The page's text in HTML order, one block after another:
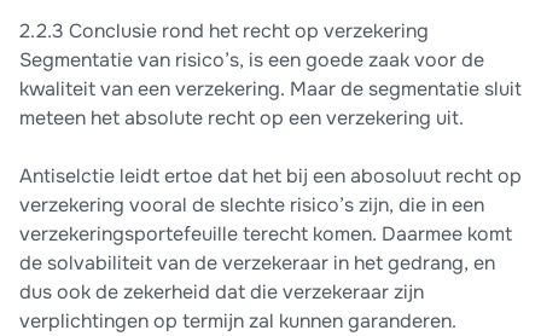
2.2.3 Conclusie rond het recht op verzekering
Segmentatie van risico’s, is een goede zaak voor de
kwaliteit van een verzekering. Maar de segmentatie sluit
meteen het absolute recht op een verzekering uit.
Antiselctie leidt ertoe dat het bij een abosoluut recht op
verzekering vooral de slechte risico’s zijn, die in een
verzekeringsportefeuille terecht komen. Daarmee komt
de solvabiliteit van de verzekeraar in het gedrang, en
dus ook de zekerheid dat die verzekeraar zijn
verplichtingen op termijn zal kunnen garanderen.